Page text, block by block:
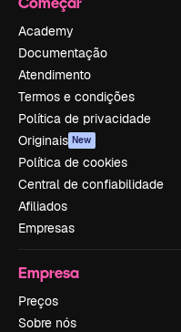
Academy
Documentação
Atendimento
Termos e condições
Política de privacidade
Originais New
Política de cookies
Central de confiabilidade
Afiliados
Empresas
Empresa
Preços
Sobre nós